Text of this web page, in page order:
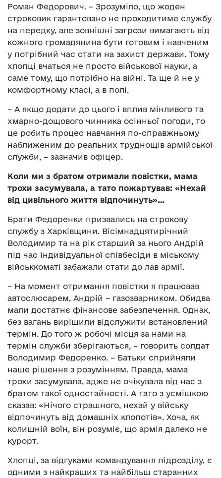
Роман Федорович. – Зрозуміло, що жоден
строковик гарантовано не проходитиме службу
на передку, але зовнішні загрози вимагають від
кожного громадянина бути готовим і навченим
у потрібний час стати на захист держави. Тому
хлопці вчаться не просто військової науки, а
саме тому, що потрібно на війні. Та ще й не у
комфортному класі, а в полі.
– А якщо додати до цього і вплив мінливого та
хмарно-дощового чинника осінньої погоди, то
це робить процес навчання по-справжньому
наближеним до реальних труднощів армійської
служби, – зазначив офіцер.
Коли ми з братом отримали повістки, мама
трохи засумувала, а тато пожартував: «Нехай
від цивільного життя відпочинуть»…
Брати Федоренки призвались на строкову
службу з Харківщини. Вісімнадцятирічний
Володимир та на рік старший за нього Андрій
під час індивідуальної співбесіди в міському
військкоматі забажали стати до лав армії.
– На момент отримання повістки я працював
автослюсарем, Андрій – газозварником. Обидва
мали достатнє фінансове забезпечення. Однак,
без вагань вирішили відслужити встановлений
термін. До того ж робочі місця за нами на
термін служби зберігаються, – говорить солдат
Володимир Федоренко. – Батьки сприйняли
наше рішення з розумінням. Правда, мама
трохи засумувала, адже не очікувала від нас з
братом такої одностайності. А тато з усмішкою
сказав: «Нічого страшного, нехай у війську
відпочинуть від домашніх клопотів». Хоча, як
колишній воїн, він розуміє, що армія далеко не
курорт.
Хлопці, за відгуками командування підрозділу, є
одними з найкращих та найбільш старанних